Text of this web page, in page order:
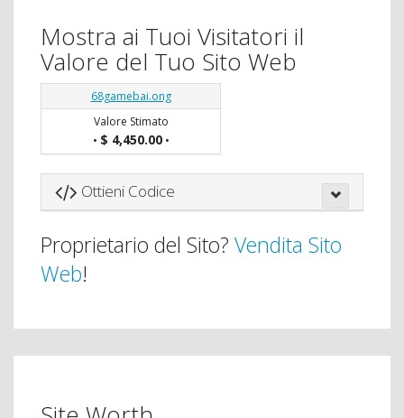
Mostra ai Tuoi Visitatori il
Valore del Tuo Sito Web
68gamebai.ong
Valore Stimato
• $ 4,450.00•
Ottieni Codice
Proprietario del Sito? Vendita Sito
Web!